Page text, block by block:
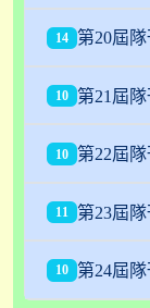
14 第20屆隊
10 第21屆隊
10 第22屆隊
11 第23屆隊
10 第24屆隊